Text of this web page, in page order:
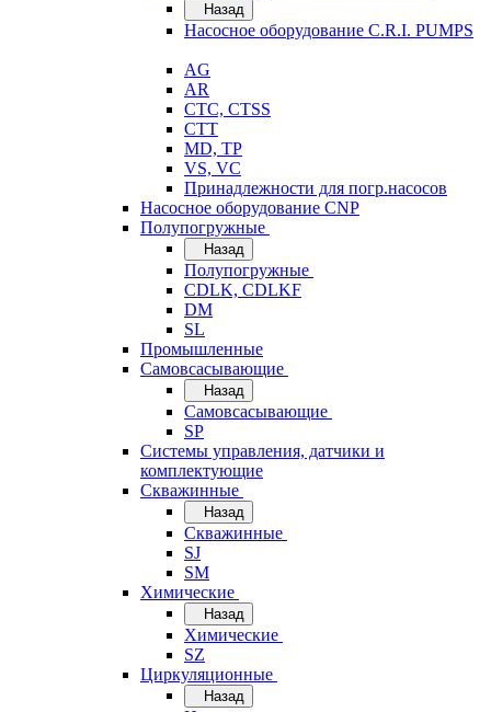
Назад
Насосное оборудование C.R.I. PUMPS
AG
AR
CTC, CTSS
CTT
MD, TP
VS, VC
Принадлежности для погр.насосов
Насосное оборудование CNP
Полупогружные
Назад
Полупогружные
CDLK, CDLKF
DM
SL
Промышленные
Самовсасывающие
Назад
Самовсасывающие
SP
Системы управления, датчики и
комплектующие
Скважинные
Назад
Скважинные
SJ
SM
Химические
Назад
Химические
SZ
Циркуляционные
Назад